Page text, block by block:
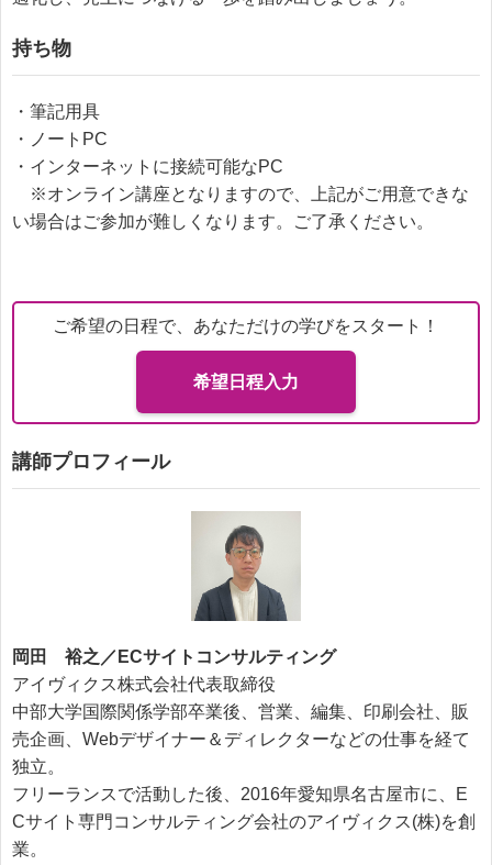
持ち物
・筆記用具
・ノートPC
・インターネットに接続可能なPC
※オンライン講座となりますので、上記がご用意できな
い場合はご参加が難しくなります。ご了承ください。
ご希望の日程で、あなただけの学びをスタート！
希望日程入力
講師プロフィール
岡田 裕之／ECサイトコンサルティング
アイヴィクス株式会社代表取締役
中部大学国際関係学部卒業後、営業、編集、印刷会社、販
売企画、Webデザイナー＆ディレクターなどの仕事を経て
独立。
フリーランスで活動した後、2016年愛知県名古屋市に、E
Cサイト専門コンサルティング会社のアイヴィクス(株)を創
業。